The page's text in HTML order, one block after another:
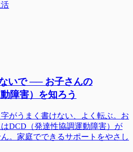
いで ── お子さんの
障害）を知ろう
がうまく書けない、よく転ぶ。お
DCD（発達性協調運動障害）が
。家庭でできるサポートをやさし